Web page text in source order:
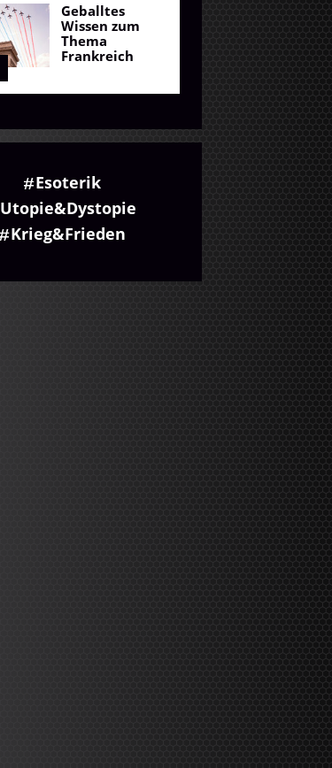
Geballtes
Wissen zum
Thema
Frankreich
Esoterik
Utopie&Dystopie
Krieg&Frieden